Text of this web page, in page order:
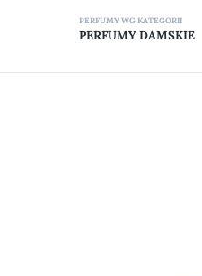
PERFUMY DAMSKIE